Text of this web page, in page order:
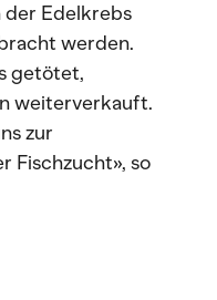
der Edelkrebs
werden.
getötet,
weiterverkauft.
zur
Fischzucht», so